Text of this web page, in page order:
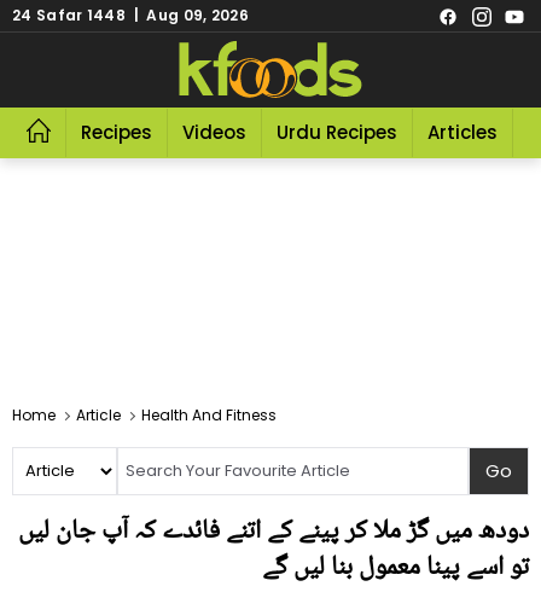
24 Safar 1448 | Aug 09, 2026
Recipes Videos Urdu Recipes Articles
Home Article Health And Fitness
دودھ میں گڑ ملا کر پینے کے اتنے فائدے کہ آپ جان لیں
تو اسے پینا معمول بنا لیں گے